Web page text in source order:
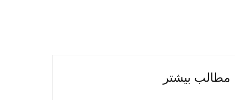
مطالب بیشتر